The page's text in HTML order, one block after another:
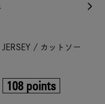
/ カットソー
108 points